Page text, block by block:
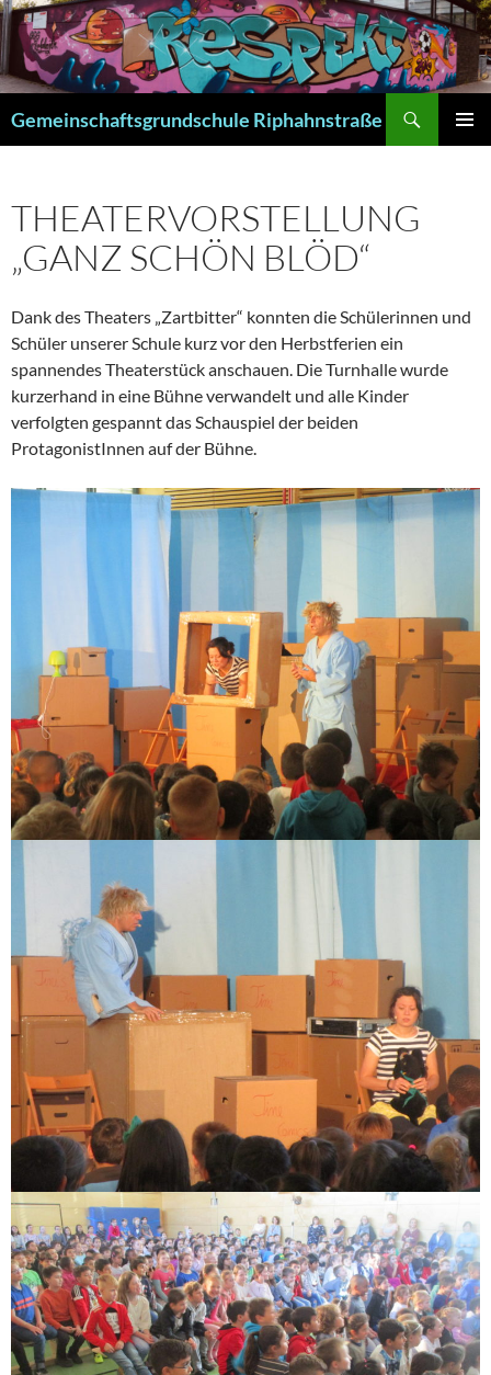
Zum
Inhalt
springen
Gemeinschaftsgrundschule Riphahnstraße
THEATERVORSTELLUNG
„GANZ SCHÖN BLÖD“
Dank des Theaters „Zartbitter“ konnten die Schülerinnen und
Schüler unserer Schule kurz vor den Herbstferien ein
spannendes Theaterstück anschauen. Die Turnhalle wurde
kurzerhand in eine Bühne verwandelt und alle Kinder
verfolgten gespannt das Schauspiel der beiden
ProtagonistInnen auf der Bühne.